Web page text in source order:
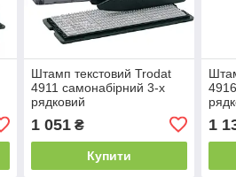
Штамп текстовий Trodat
4911 самонабірний 3-х
рядковий
1 051₴
Купити
1